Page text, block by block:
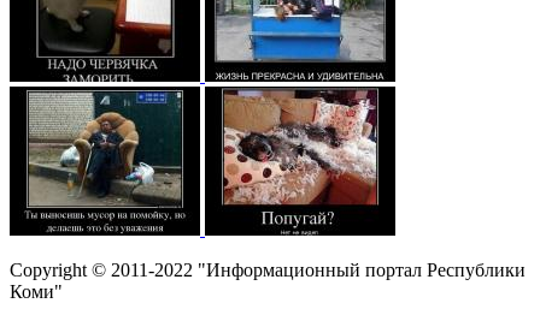
Copyright © 2011-2022 "Информационный портал Республики
Коми"